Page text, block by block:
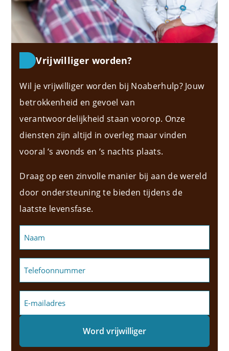
Vrijwilliger worden?
Wil je vrijwilliger worden bij Noaberhulp? Jouw
betrokkenheid en gevoel van
verantwoordelijkheid staan voorop. Onze
diensten zijn altijd in overleg maar vinden
vooral ‘s avonds en ‘s nachts plaats.
Draag op een zinvolle manier bij aan de wereld
door ondersteuning te bieden tijdens de
laatste levensfase.